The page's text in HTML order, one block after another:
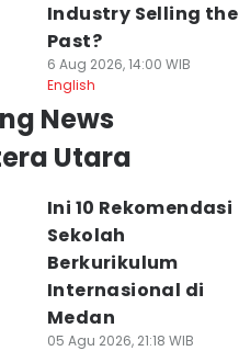
Industry Selling the
Past?
6 Aug 2026, 14:00 WIB
English
News
Utara
Ini 10 Rekomendasi
Sekolah
Berkurikulum
Internasional di
Medan
05 Agu 2026, 21:18 WIB